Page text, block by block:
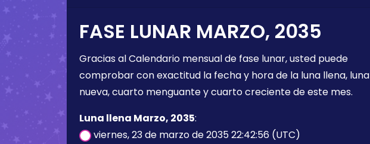
FASE LUNAR MARZO, 2035
Gracias al Calendario mensual de fase lunar, usted puede
comprobar con exactitud la fecha y hora de la luna llena, luna
nueva, cuarto menguante y cuarto creciente de este mes.
Luna llena Marzo, 2035:
viernes, 23 de marzo de 2035 22:42:56 (UTC)